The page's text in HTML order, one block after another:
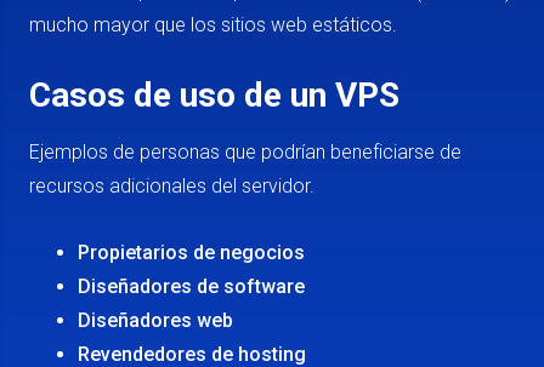
mucho mayor que los sitios web estáticos.
Casos de uso de un VPS
Ejemplos de personas que podrían beneficiarse de
recursos adicionales del servidor.
Propietarios de negocios
Diseñadores de software
Diseñadores web
Revendedores de hosting